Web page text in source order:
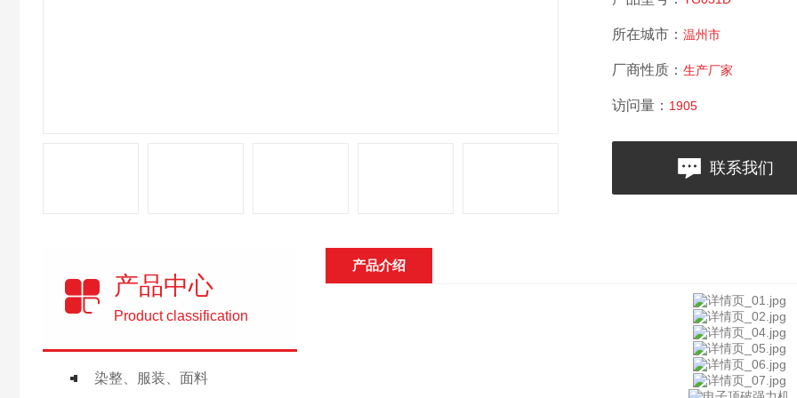
所在城市： 温州市
厂商性质： 生产厂家
访问量： 1905
联系我们
产品中心
Product classification
染整、服装、面料
产品介绍